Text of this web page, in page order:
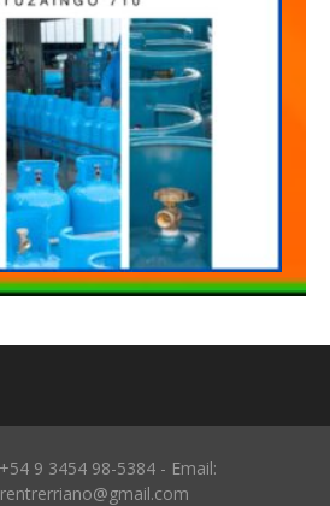
9 3454 98-5384 - Email: